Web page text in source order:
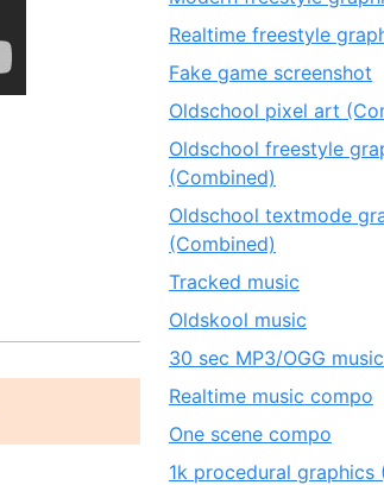
Realtime freestyle
Fake game screenshot
Oldschool pixel art
Oldschool freestyle
(Combined)
Oldschool textmode
(Combined)
Tracked music
Oldskool music
30 sec MP3/OGG music
Realtime music compo
One scene compo
1k procedural graphics